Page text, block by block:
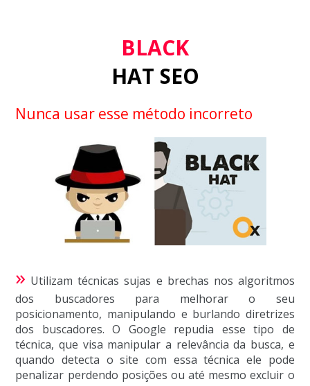
BLACK
HAT SEO
Nunca usar esse método incorreto
» Utilizam técnicas sujas e brechas nos algoritmos
dos buscadores para melhorar o seu
posicionamento, manipulando e burlando diretrizes
dos buscadores. O Google repudia esse tipo de
técnica, que visa manipular a relevância da busca, e
quando detecta o site com essa técnica ele pode
penalizar perdendo posições ou até mesmo excluir o